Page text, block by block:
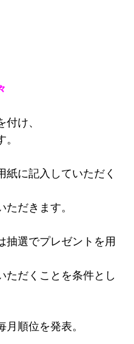
け、
紙に記入していただく
だきます。
抽選でプレゼントを用
ただくことを条件とし
順位を発表。